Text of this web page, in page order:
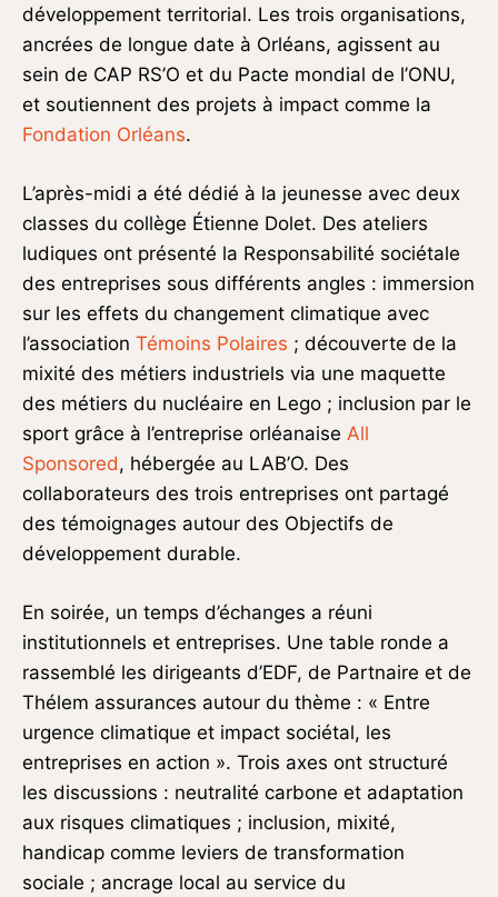
développement territorial. Les trois organisations,
ancrées de longue date à Orléans, agissent au
sein de CAP RS’O et du Pacte mondial de l’ONU,
et soutiennent des projets à impact comme la
Fondation Orléans.
L’après-midi a été dédié à la jeunesse avec deux
classes du collège Étienne Dolet. Des ateliers
ludiques ont présenté la Responsabilité sociétale
des entreprises sous différents angles : immersion
sur les effets du changement climatique avec
l’association Témoins Polaires ; découverte de la
mixité des métiers industriels via une maquette
des métiers du nucléaire en Lego ; inclusion par le
sport grâce à l’entreprise orléanaise All
Sponsored, hébergée au LAB’O. Des
collaborateurs des trois entreprises ont partagé
des témoignages autour des Objectifs de
développement durable.
En soirée, un temps d’échanges a réuni
institutionnels et entreprises. Une table ronde a
rassemblé les dirigeants d’EDF, de Partnaire et de
Thélem assurances autour du thème : « Entre
urgence climatique et impact sociétal, les
entreprises en action ». Trois axes ont structuré
les discussions : neutralité carbone et adaptation
aux risques climatiques ; inclusion, mixité,
handicap comme leviers de transformation
sociale ; ancrage local au service du